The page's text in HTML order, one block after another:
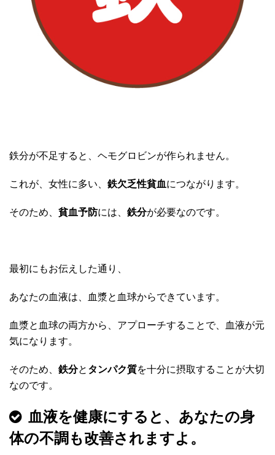
鉄分が不足すると、ヘモグロビンが作られません。
これが、女性に多い、 鉄欠乏性貧血につながります。
そのため、 貧血予防には、 鉄分が必要なのです。
最初にもお伝えした通り、
あなたの血液は、血漿と血球からできています。
血漿と血球の両方から、アプローチすることで、血液が元
気になります。
そのため、 鉄分と タンパク質を十分に摂取することが大切
なのです。
血液を健康にすると、あなたの身
体の不調も改善されますよ。